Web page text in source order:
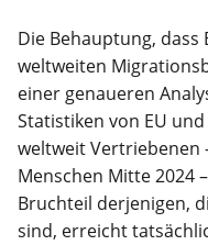
Die Behauptung,
weltweiten
einer genaueren
Statistiken von EU
weltweit Vertriebenen
Menschen Mitte 2024 –
Bruchteil derjenigen,
sind, erreicht